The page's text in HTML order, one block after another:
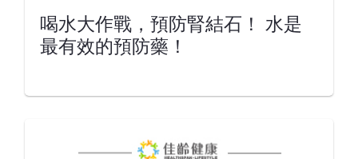
喝水大作戰，預防腎結石！ 水是
最有效的預防藥！